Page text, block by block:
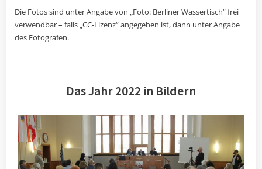
Die Fotos sind unter Angabe von „Foto: Berliner Wassertisch“ frei
verwendbar – falls „CC-Lizenz“ angegeben ist, dann unter Angabe
des Fotografen.
Das Jahr 2022 in Bildern